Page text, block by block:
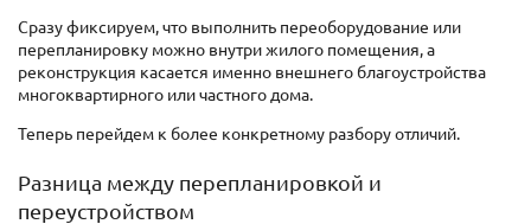
Сразу фиксируем, что выполнить переоборудование или
перепланировку можно внутри жилого помещения, а
реконструкция касается именно внешнего благоустройства
многоквартирного или частного дома.
Теперь перейдем к более конкретному разбору отличий.
Разница между перепланировкой и
переустройством